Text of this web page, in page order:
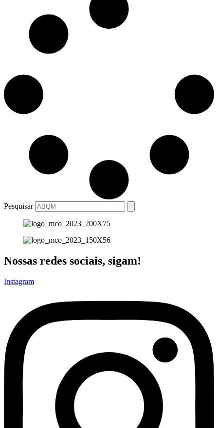
Pesquisar
Nossas redes sociais, sigam!
Instagram